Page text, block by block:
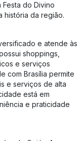
do Divino
história da região.
e atende às
shoppings,
e serviços
com Brasília permite
e serviços de alta
está em
e praticidade